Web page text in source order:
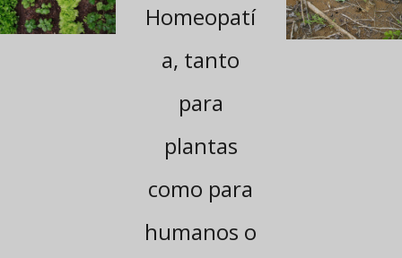
Homeopatí
a, tanto
para
plantas
como para
humanos o